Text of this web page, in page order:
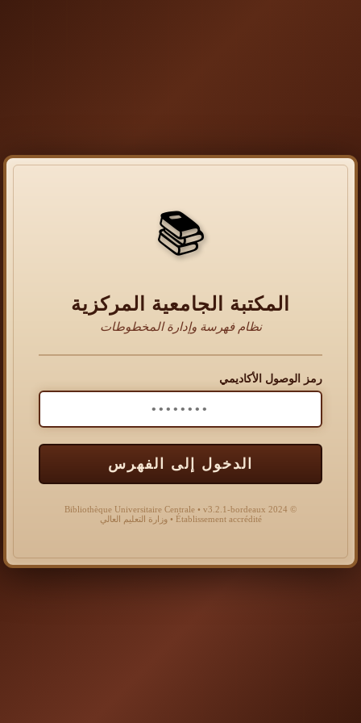
📚
المكتبة الجامعية المركزية
نظام فهرسة وإدارة المخطوطات
رمز الوصول الأكاديمي
الدخول إلى الفهرس
© 2024 Bibliothèque Universitaire Centrale • v3.2.1-bordeaux
Établissement accrédité • وزارة التعليم العالي